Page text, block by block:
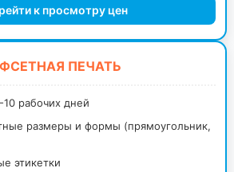
к просмотру цен
ПЕЧАТЬ
рабочих дней
размеры и формы (прямоугольник,
этикетки